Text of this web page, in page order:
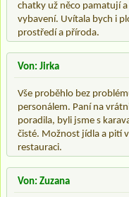
chatky už něco pamatují
vybavení. Uvítala bych i
prostředí a příroda.
Von: Jirka
Vše proběhlo bez
personálem. Paní na
poradila, byli jsme s
čisté. Možnost jídla a pití
restauraci.
Von: Zuzana